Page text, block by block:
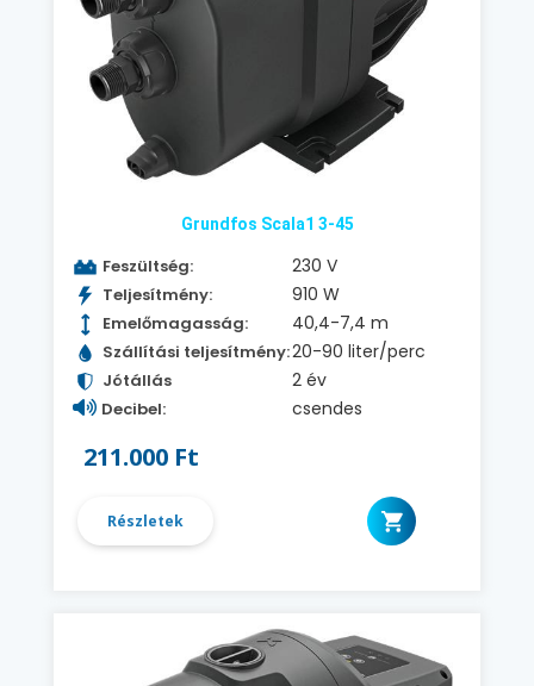
Grundfos Scala1 3-45
Feszültség: 230 V
Teljesítmény: 910 W
Emelőmagasság: 40,4-7,4 m
Szállítási teljesítmény:20-90 liter/perc
Jótállás 2 év
Decibel: csendes
211.000 Ft
Részletek